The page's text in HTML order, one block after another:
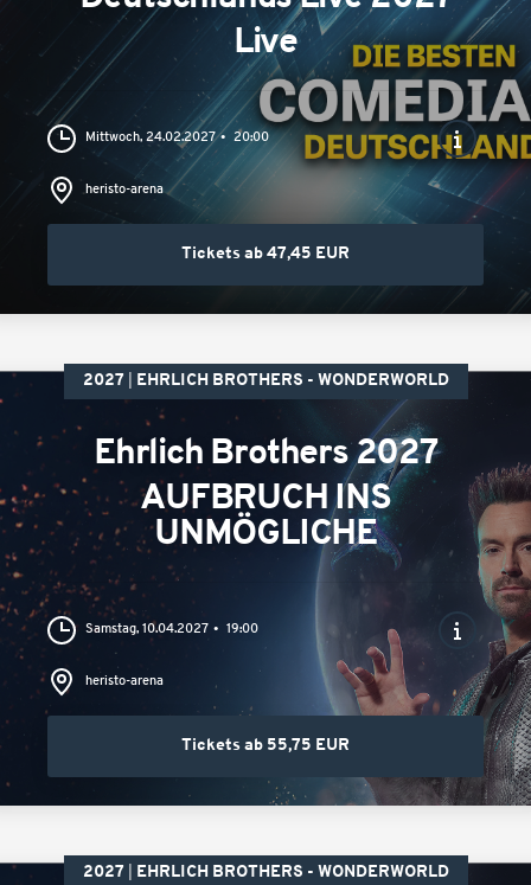
Live
Mittwoch, 24.02.2027 20:00
heristo-arena
Tickets ab 47,45 EUR
2027 EHRLICH BROTHERS - WONDERWORLD
Ehrlich Brothers 2027
AUFBRUCH INS
UNMÖGLICHE
Samstag, 10.04.2027 19:00
heristo-arena
Tickets ab 55,75 EUR
2027 EHRLICH BROTHERS - WONDERWORLD